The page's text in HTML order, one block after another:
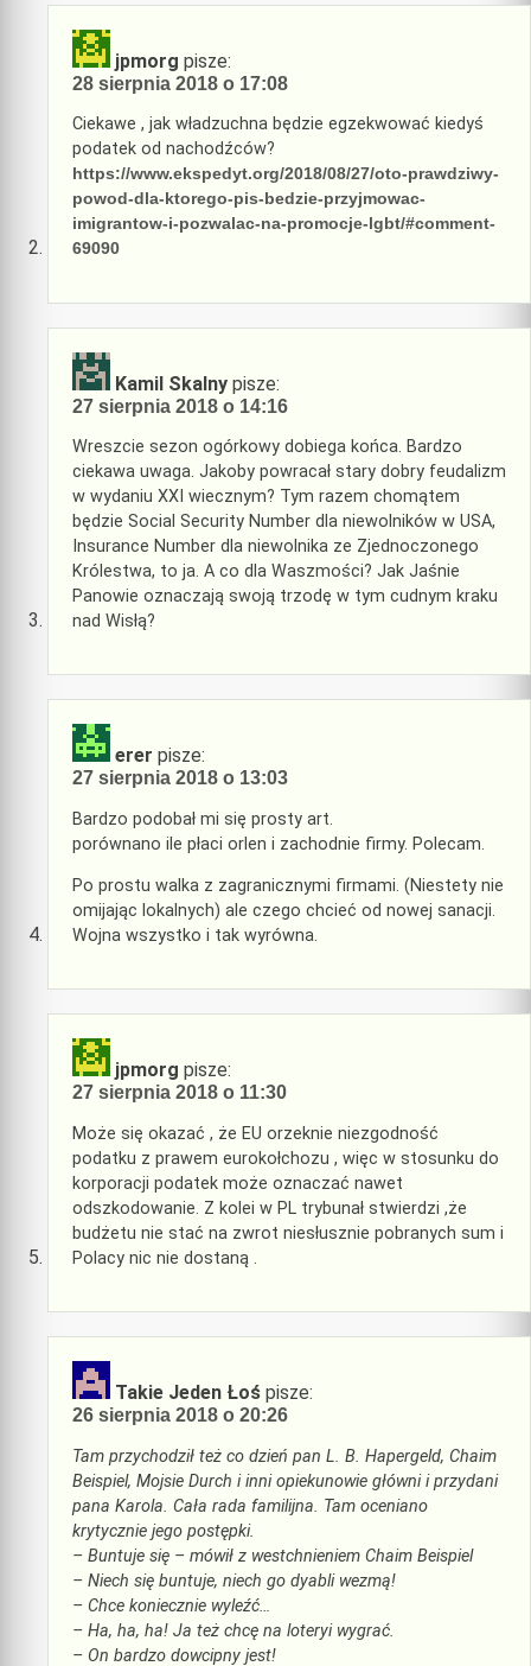
jpmorg pisze:
28 sierpnia 2018 o 17:08
Ciekawe , jak władzuchna będzie egzekwować kiedyś
podatek od nachodźców?
https://www.ekspedyt.org/2018/08/27/oto-prawdziwy-
powod-dla-ktorego-pis-bedzie-przyjmowac-
imigrantow-i-pozwalac-na-promocje-lgbt/#comment-
69090
Kamil Skalny pisze:
27 sierpnia 2018 o 14:16
Wreszcie sezon ogórkowy dobiega końca. Bardzo
ciekawa uwaga. Jakoby powracał stary dobry feudalizm
w wydaniu XXI wiecznym? Tym razem chomątem
będzie Social Security Number dla niewolników w USA,
Insurance Number dla niewolnika ze Zjednoczonego
Królestwa, to ja. A co dla Waszmości? Jak Jaśnie
Panowie oznaczają swoją trzodę w tym cudnym kraku
nad Wisłą?
erer pisze:
27 sierpnia 2018 o 13:03
Bardzo podobał mi się prosty art.
porównano ile płaci orlen i zachodnie firmy. Polecam.
Po prostu walka z zagranicznymi firmami. (Niestety nie
omijając lokalnych) ale czego chcieć od nowej sanacji.
Wojna wszystko i tak wyrówna.
jpmorg pisze:
27 sierpnia 2018 o 11:30
Może się okazać , że EU orzeknie niezgodność
podatku z prawem eurokołchozu , więc w stosunku do
korporacji podatek może oznaczać nawet
odszkodowanie. Z kolei w PL trybunał stwierdzi ,że
budżetu nie stać na zwrot niesłusznie pobranych sum i
Polacy nic nie dostaną .
Takie Jeden Łoś pisze:
26 sierpnia 2018 o 20:26
Tam przychodził też co dzień pan L. B. Hapergeld, Chaim
Beispiel, Mojsie Durch i inni opiekunowie główni i przydani
pana Karola. Cała rada familijna. Tam oceniano
krytycznie jego postępki.
– Buntuje się – mówił z westchnieniem Chaim Beispiel
– Niech się buntuje, niech go dyabli wezmą!
– Chce koniecznie wyleźć…
– Ha, ha, ha! Ja też chcę na loteryi wygrać.
– On bardzo dowcipny jest!